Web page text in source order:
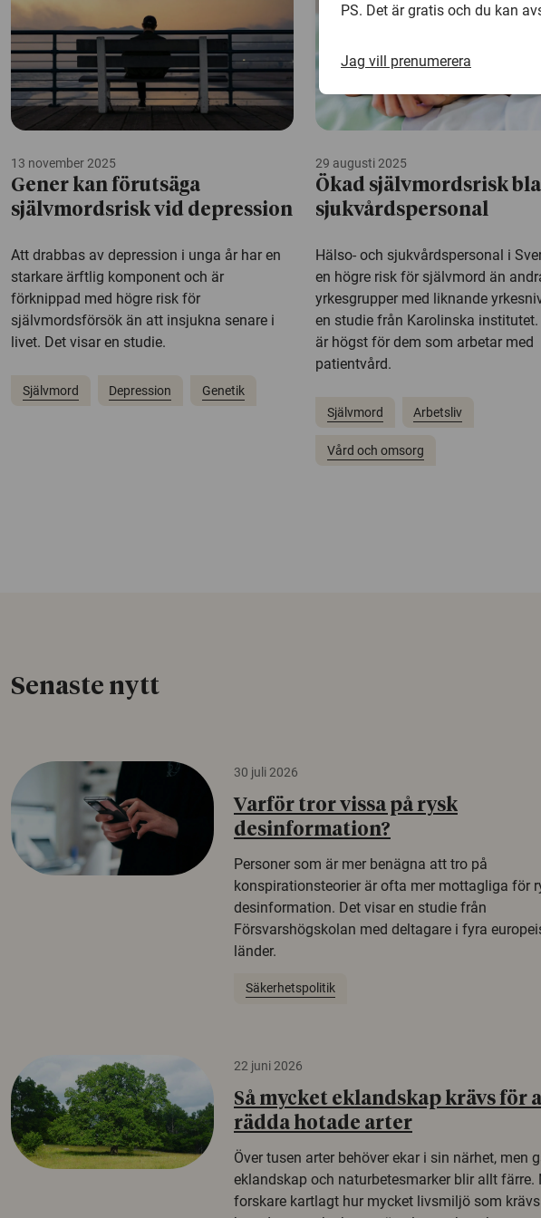
13 november 2025
Gener kan förutsäga
självmordsrisk vid depression
Att drabbas av depression i unga år har en
starkare ärftlig komponent och är
förknippad med högre risk för
självmordsförsök än att insjukna senare i
livet. Det visar en studie.
Självmord Depression Genetik
29 augusti 2025
Ökad självmordsrisk
sjukvårdspersonal
Hälso- och sjukvårdspersonal i
en högre risk för självmord än
yrkesgrupper med liknande
en studie från Karolinska institutet.
är högst för dem som arbetar med
patientvård.
Självmord Arbetsliv
Vård och omsorg
Senaste nytt
30 juli 2026
Varför tror vissa på rysk
desinformation?
Personer som är mer benägna att tro på
konspirationsteorier är ofta mer mottagliga för
desinformation. Det visar en studie från
Försvarshögskolan med deltagare i fyra
länder.
Säkerhetspolitik
22 juni 2026
Så mycket eklandskap krävs för
rädda hotade arter
Över tusen arter behöver ekar i sin närhet, men
eklandskap och naturbetesmarker blir allt färre.
forskare kartlagt hur mycket livsmiljö som
PS. Det är gratis och du kan
Jag vill prenumerera